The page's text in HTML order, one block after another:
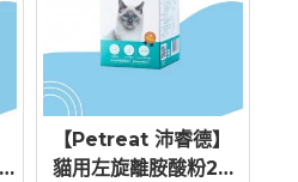
【Petreat 沛睿德】
貓用左旋離胺酸粉2g